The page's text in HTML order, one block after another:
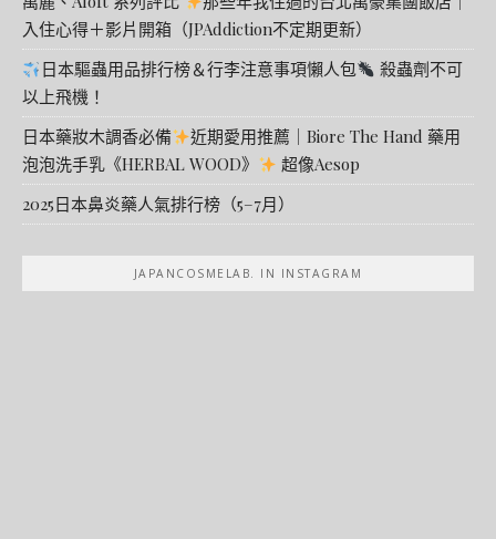
入住心得＋影片開箱（JPAddiction不定期更新）
日本驅蟲用品排行榜＆行李注意事項懶人包
殺蟲劑不可
以上飛機！
日本藥妝木調香必備
近期愛用推薦｜Biore The Hand 藥用
泡泡洗手乳《HERBAL WOOD》
超像Aesop
2025日本鼻炎藥人氣排行榜（5–7月）
JAPANCOSMELAB. IN INSTAGRAM